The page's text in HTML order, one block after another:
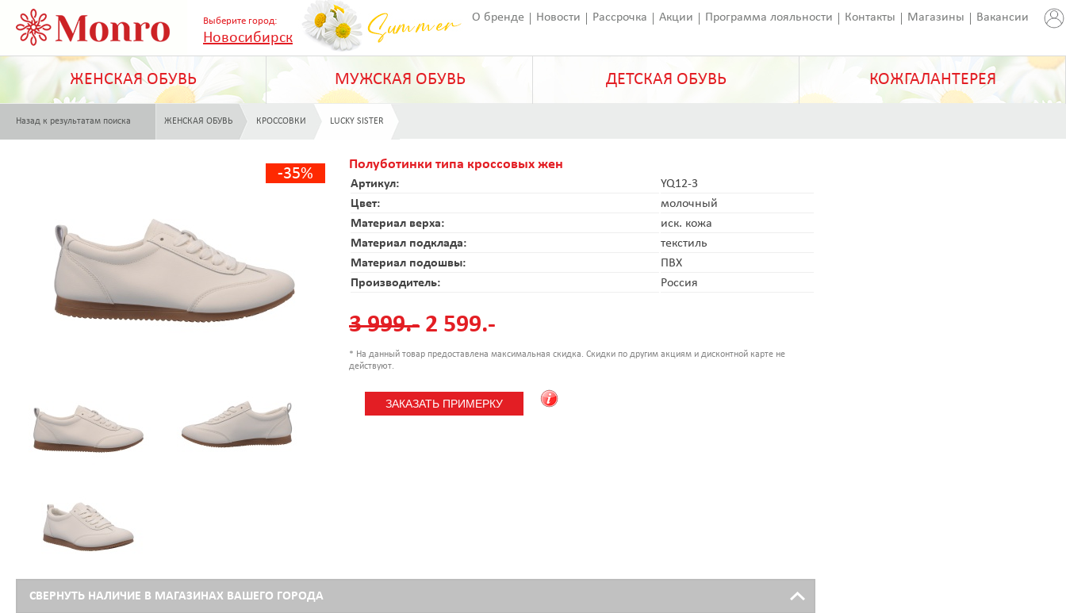
Выберите город:
Новосибирск
О бренде Новости Рассрочка Акции Программа лояльности Контакты Магазины Вакансии
ЖЕНСКАЯ ОБУВЬ МУЖСКАЯ ОБУВЬ ДЕТСКАЯ ОБУВЬ КОЖГАЛАНТЕРЕЯ
Назад к результатам поиска ЖЕНСКАЯ ОБУВЬ КРОССОВКИ LUCKY SISTER
-35%
Полуботинки типа кроссовых жен
Артикул:
YQ12-3
Цвет:
молочный
Материал верха:
иск. кожа
Материал подклада:
текстиль
Материал подошвы:
ПВХ
Производитель:
Россия
3 999.- 2 599.-
* На данный товар предоставлена максимальная скидка. Скидки по другим акциям и дисконтной карте не
действуют.
СВЕРНУТЬ НАЛИЧИЕ В МАГАЗИНАХ ВАШЕГО ГОРОДА